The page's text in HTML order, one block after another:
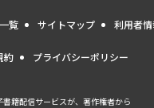
覧 サイトマップ 利用者
約 プライバシーポリシー
籍配信サービスが、著作権者から